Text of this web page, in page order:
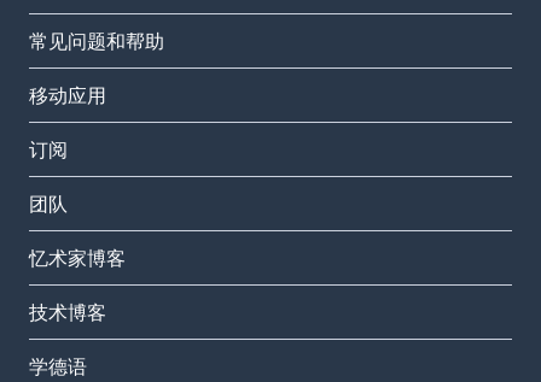
常见问题和帮助
移动应用
订阅
团队
忆术家博客
技术博客
学德语